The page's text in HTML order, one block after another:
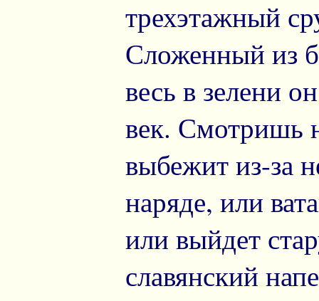
трехэтажный
Сложенный из
весь в зелени
век. Смотришь
выбежит из-за
наряде, или
или выйдет
славянский